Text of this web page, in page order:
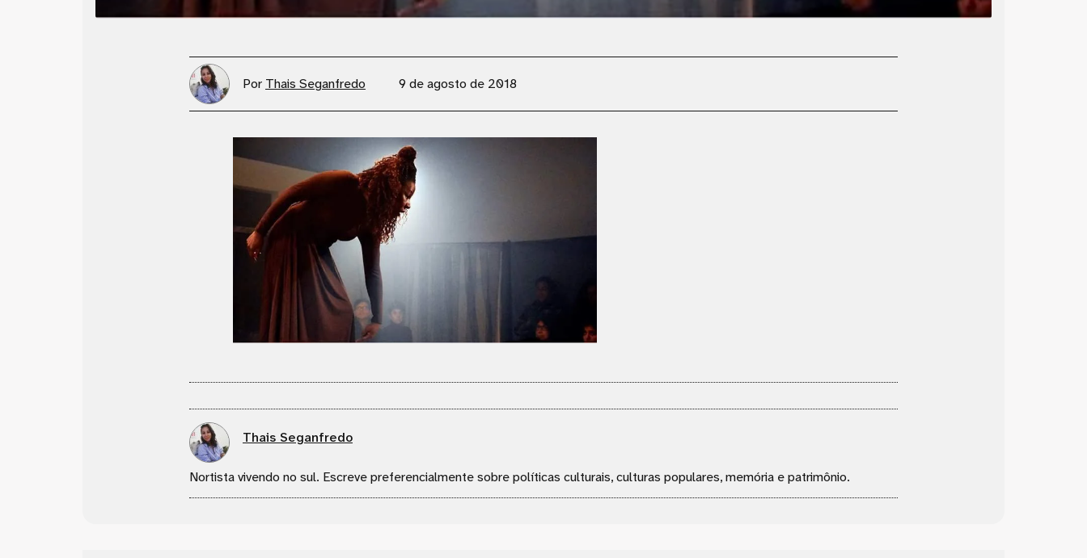
Por Thais Seganfredo 9 de agosto de 2018
Thais Seganfredo
Nortista vivendo no sul. Escreve preferencialmente sobre políticas culturais, culturas populares, memória e patrimônio.